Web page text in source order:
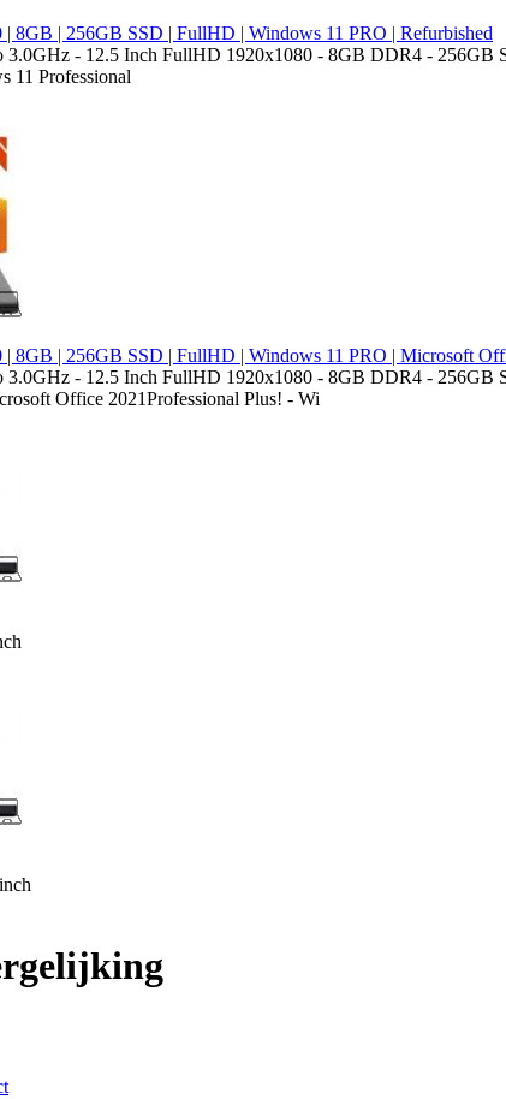
8GB | 256GB SSD | FullHD | Windows 11 PRO | Refurbished
3.0GHz - 12.5 Inch FullHD 1920x1080 - 8GB DDR4 -
11 Professional
8GB | 256GB SSD | FullHD | Windows 11 PRO | Microsoft
3.0GHz - 12.5 Inch FullHD 1920x1080 - 8GB DDR4 -
Office 2021Professional Plus! - Wi